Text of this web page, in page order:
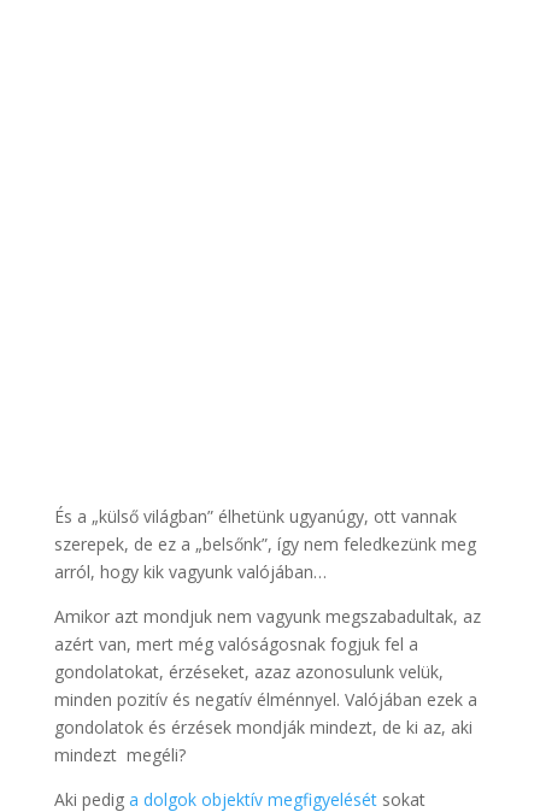
És a „külső világban” élhetünk ugyanúgy, ott vannak
szerepek, de ez a „belsőnk”, így nem feledkezünk meg
arról, hogy kik vagyunk valójában…
Amikor azt mondjuk nem vagyunk megszabadultak, az
azért van, mert még valóságosnak fogjuk fel a
gondolatokat, érzéseket, azaz azonosulunk velük,
minden pozitív és negatív élménnyel. Valójában ezek a
gondolatok és érzések mondják mindezt, de ki az, aki
mindezt megéli?
Aki pedig a dolgok objektív megfigyelésétsokat